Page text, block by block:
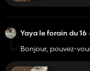
Yaya le forain du 16
Bonjour, pouvez-